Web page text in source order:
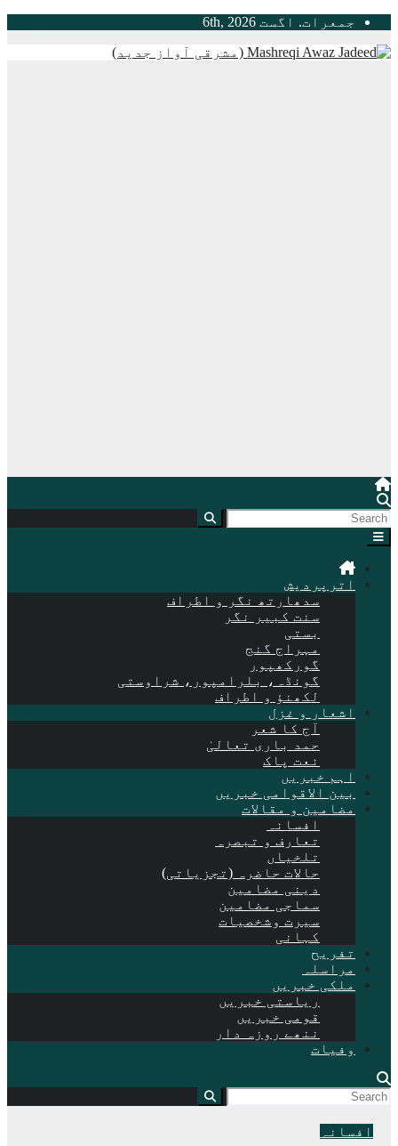
Skip
content
جمعرات. اگست 6th, 2026
اترپردیش
سدھارتھ نگر و اطراف
سنت کبیر نگر
بستی
مہراج گنج
گورکھپور
گونڈہ، بلرامپور، شراوستی
لکھنؤ و اطراف
اشعار و غزل
آج کا شعر
حمد باری تعالیٰ
نعت پاک
اہم خبریں
بین الاقوامی خبریں
مضامین و مقالات
افسانہ
تعارف و تبصرہ
تلخیاں
حالات حاضرہ (تجزیاتی)
دینی مضامین
سماجی مضامین
سیرت وشخصیات
کہانی
تفریح
مراسلہ
ملکی خبریں
ریاستی خبریں
قومی خبریں
ننھے روزہ دار
وفیات
افسانہ